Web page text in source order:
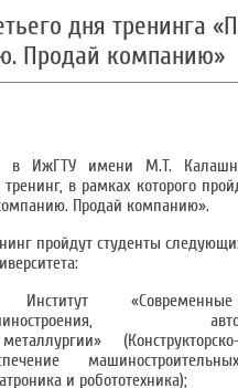
дня тренинга
Продай компанию»
в ИжГТУ имени М.Т.
в рамках которого
Продай компанию».
пройдут студенты
«Современные
(Конструкторско-
и робототехника);